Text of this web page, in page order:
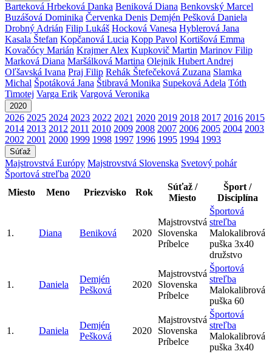
Barteková Hrbeková Danka Beniková Diana Benkovský Marcel
Buzášová Dominika Červenka Denis Demjén Pešková Daniela
Drobný Adrián Filip Lukáš Hocková Vanesa Hyblerová Jana
Kasala Štefan Kopčanová Lucia Kopp Pavol Kortišová Emma
Kovačócy Marián Krajmer Alex Kupkovič Martin Marinov Filip
Marková Diana Maršálková Martina Olejnik Hubert Andrej
Oľšavská Ivana Praj Filip Rehák Štefečeková Zuzana Slamka
Michal Špotáková Jana Štibravá Monika Supeková Adela Tóth
Timotej Varga Erik Vargová Veronika
2020
2026 2025 2024 2023 2022 2021 2020 2019 2018 2017 2016 2015
2014 2013 2012 2011 2010 2009 2008 2007 2006 2005 2004 2003
2002 2001 2000 1999 1998 1997 1996 1995 1994 1993
Súťaž
Majstrovstvá Európy Majstrovstvá Slovenska Svetový pohár
Športová streľba 2020
Miesto
Meno Priezvisko Rok
Súťaž /
Miesto
Šport /
Disciplína
1. Diana Beniková 2020
Majstrovstvá
Slovenska
Príbelce
Športová
streľba
Malokalibrová
puška 3x40
družstvo
1. Daniela
Demjén
Pešková
2020
Majstrovstvá
Slovenska
Príbelce
Športová
streľba
Malokalibrová
puška 60
1. Daniela
Demjén
Pešková
2020
Majstrovstvá
Slovenska
Príbelce
Športová
streľba
Malokalibrová
puška 3x40